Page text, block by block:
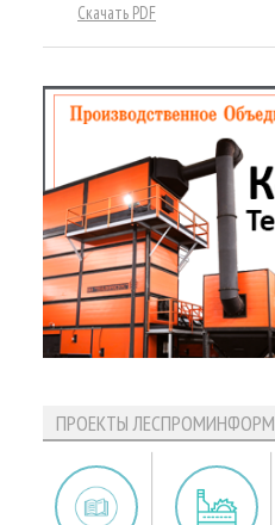
Скачать PDF
ПРОЕКТЫ ЛЕСПРОМИНФОРМ